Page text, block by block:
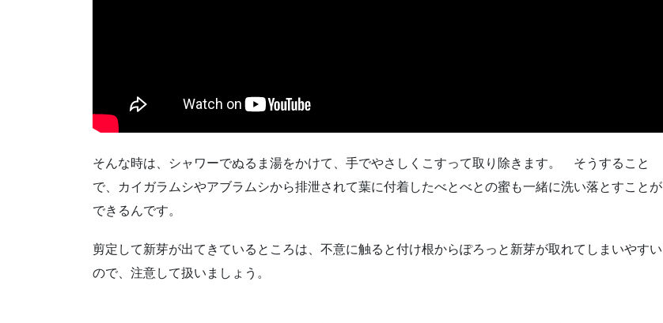
そんな時は、シャワーでぬるま湯をかけて、手でやさしくこすって取り除きます。 そうすること
で、カイガラムシやアブラムシから排泄されて葉に付着したべとべとの蜜も一緒に洗い落とすことが
できるんです。
剪定して新芽が出てきているところは、不意に触ると付け根からぽろっと新芽が取れてしまいやすい
ので、注意して扱いましょう。